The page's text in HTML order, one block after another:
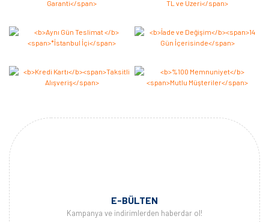
E-BÜLTEN
Kampanya ve indirimlerden haberdar ol!